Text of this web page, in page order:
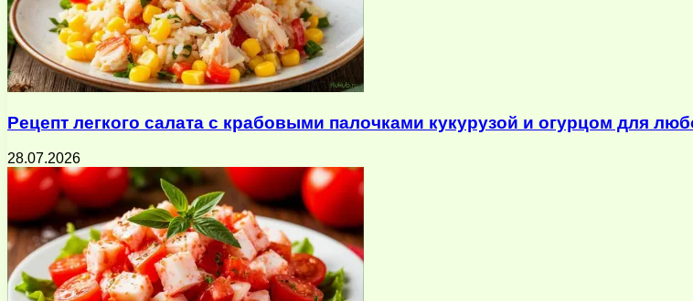
Рецепт легкого салата с крабовыми палочками кукурузой и огурцом для
28.07.2026